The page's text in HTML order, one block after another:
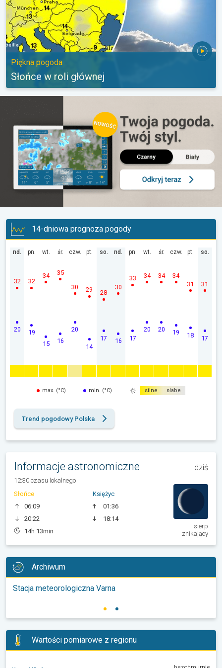
Piękna pogoda
Słońce w roli głównej
14-dniowa prognoza pogody
nd.
20
32
pn.
19
32
wt.
15
34
śr.
16
35
czw.
20
30
pt.
14
29
so.
17
28
nd.
16
30
pn.
17
33
wt.
20
34
śr.
20
34
czw.
19
34
pt.
18
31
so.
17
31
max. (°C) min. (°C) silne słabe
Trend pogodowy Polska
Informacje astronomiczne dziś
12:30 czasu lokalnego
Słońce
06:09
20:22
14h 13min
Księżyc
01:36
18:14
sierp
znikający
Archiwum
Stacja meteorologiczna Varna
Wartości pomiarowe z regionu